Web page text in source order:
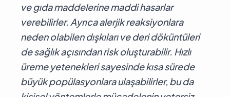
ve gıda maddelerine maddi hasarlar
verebilirler. Ayrıca alerjik reaksiyonlara
neden olabilen dışkıları ve deri döküntüleri
de sağlık açısından risk oluşturabilir. Hızlı
üreme yetenekleri sayesinde kısa sürede
büyük popülasyonlara ulaşabilirler, bu da